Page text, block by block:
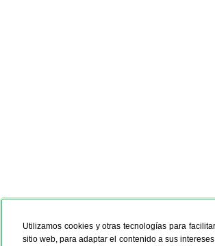
Utilizamos cookies y otras tecnologías para
sitio web, para adaptar el contenido a sus